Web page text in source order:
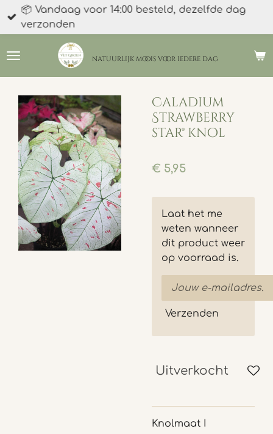
Ga
direct
de
natuurlijk moois voor iedere dag
📦 Vandaag voor 14:00 besteld, dezelfde dag
verzonden
Caladium
Strawberry
star® knol
€ 5,95
Laat het me
weten wanneer
dit product weer
op voorraad is.
Verzenden
Uitverkocht
Knolmaat I